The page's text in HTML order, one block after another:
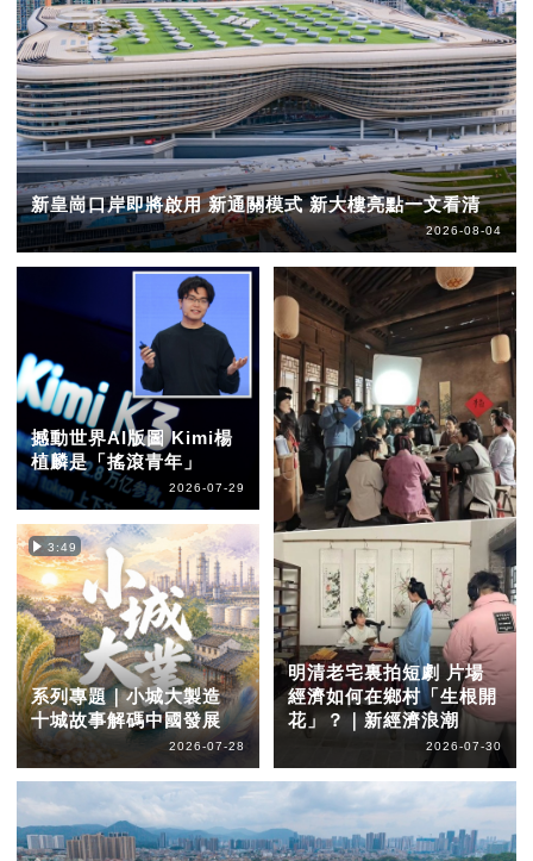
新皇崗口岸即將啟用 新通關模式 新大樓亮點一文看清
2026-08-04
撼動世界AI版圖 Kimi楊
植麟是「搖滾青年」
2026-07-29
3:49
系列專題｜小城大製造
十城故事解碼中國發展
2026-07-28
明清老宅裏拍短劇 片場
經濟如何在鄉村「生根開
花」？｜新經濟浪潮
2026-07-30